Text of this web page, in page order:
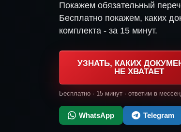
Покажем обязательный
Бесплатно покажем, каких
комплекта - за 15 минут.
УЗНАТЬ, КАКИХ
НЕ ХВАТАЕТ
Бесплатно · 15 минут · ответим в
WhatsApp Telegram